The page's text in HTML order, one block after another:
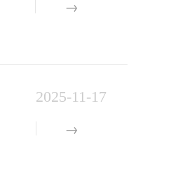
2025-11-17